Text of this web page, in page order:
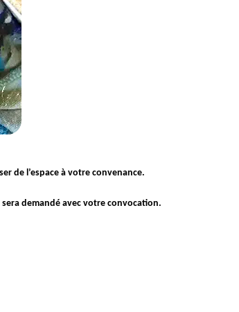
de l’espace à votre convenance.
demandé avec votre convocation.